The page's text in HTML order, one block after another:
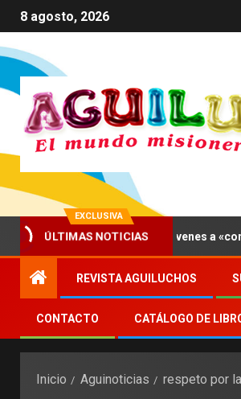
8 agosto, 2026
EXCLUSIVA
ÚLTIMAS NOTICIAS
León XIV invita a los jóvenes a
REVISTA AGUILUCHOS
CONTACTO CATÁLOGO DE
Inicio Aguinoticias respeto por